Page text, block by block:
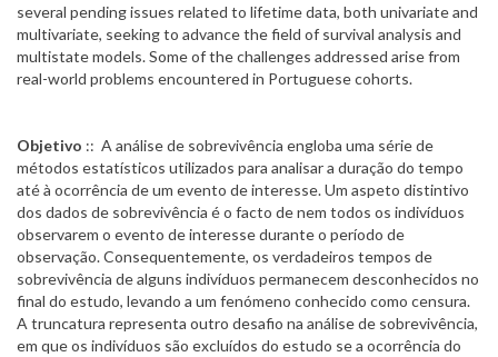
several pending issues related to lifetime data, both univariate and
multivariate, seeking to advance the field of survival analysis and
multistate models. Some of the challenges addressed arise from
real-world problems encountered in Portuguese cohorts.
Objetivo :: A análise de sobrevivência engloba uma série de
métodos estatísticos utilizados para analisar a duração do tempo
até à ocorrência de um evento de interesse. Um aspeto distintivo
dos dados de sobrevivência é o facto de nem todos os indivíduos
observarem o evento de interesse durante o período de
observação. Consequentemente, os verdadeiros tempos de
sobrevivência de alguns indivíduos permanecem desconhecidos no
final do estudo, levando a um fenómeno conhecido como censura.
A truncatura representa outro desafio na análise de sobrevivência,
em que os indivíduos são excluídos do estudo se a ocorrência do